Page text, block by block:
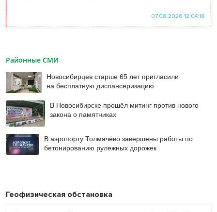
07.08.2026 12:04:18
Районные СМИ
Новосибирцев старше 65 лет пригласили
на бесплатную диспансеризацию
В Новосибирске прошёл митинг против нового
закона о памятниках
В аэропорту Толмачёво завершены работы по
бетонированию рулежных дорожек
Геофизическая обстановка